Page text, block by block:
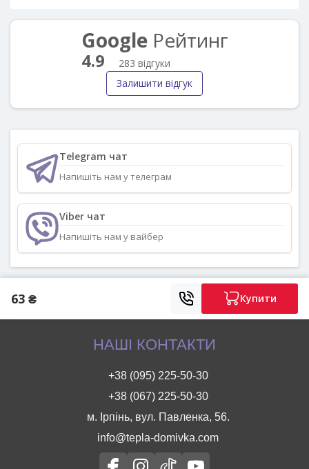
GoogleРейтинг
4.9
283 відгуки
Залишити відгук
Telegram чат
Напишіть нам у телеграм
Viber чат
Напишіть нам у вайбер
63 ₴ Купити
НАШІ КОНТАКТИ
+38 (095) 225-50-30
+38 (067) 225-50-30
м. Ірпінь, вул. Павленка, 56.
info@tepla-domivka.com